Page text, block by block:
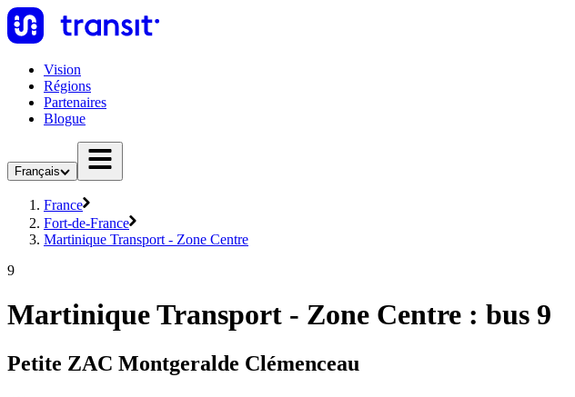
Vision
Régions
Partenaires
Blogue
Français
France
Fort-de-France
Martinique Transport - Zone Centre
9
Martinique Transport - Zone Centre : bus 9
Petite ZAC Montgeralde Clémenceau